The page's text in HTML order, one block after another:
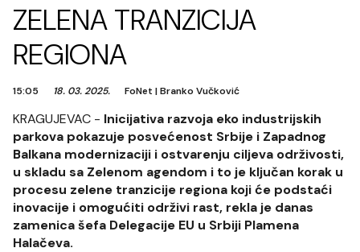
ZELENA TRANZICIJA
REGIONA
15:05 18. 03. 2025. FoNet |Branko Vučković
KRAGUJEVAC - Inicijativa razvoja eko industrijskih
parkova pokazuje posvećenost Srbije i Zapadnog
Balkana modernizaciji i ostvarenju ciljeva održivosti,
u skladu sa Zelenom agendom i to je ključan korak u
procesu zelene tranzicije regiona koji će podstaći
inovacije i omogućiti održivi rast, rekla je danas
zamenica šefa Delegacije EU u Srbiji Plamena
Halačeva.